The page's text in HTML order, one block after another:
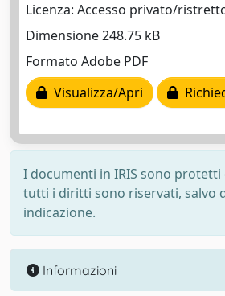
Licenza: Accesso privato/
Dimensione 248.75 kB
Formato Adobe PDF
Visualizza/Apri
I documenti in IRIS sono
tutti i diritti sono riservati, salvo
indicazione.
Informazioni